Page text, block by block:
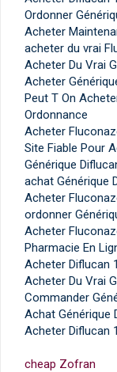
Ordonner
Acheter
acheter du vrai
Acheter Du Vrai
Acheter
Peut T On
Ordonnance
Acheter
Site Fiable Pour
Générique
achat Générique
Acheter
ordonner
Acheter
Pharmacie En
Acheter Diflucan
Acheter Du Vrai
Commander
Achat Générique
Acheter Diflucan
cheap Zofran